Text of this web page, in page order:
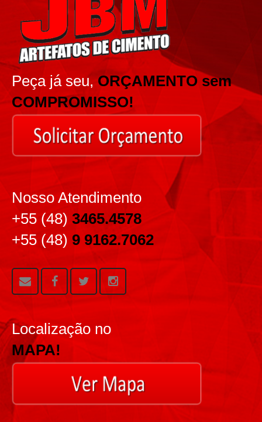
Peça já seu,ORÇAMENTO sem
COMPROMISSO!
Nosso Atendimento
+55 (48) 3465.4578
+55 (48) 9 9162.7062
Localização no
MAPA!